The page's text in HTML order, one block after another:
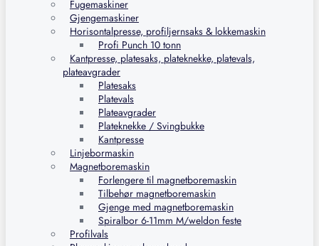
Fugemaskiner
Gjengemaskiner
Horisontalpresse, profiljernsaks & lokkemaskin
Profi Punch 10 tonn
Kantpresse, platesaks, plateknekke, platevals,
plateavgrader
Platesaks
Platevals
Plateavgrader
Plateknekke / Svingbukke
Kantpresse
Linjebormaskin
Magnetboremaskin
Forlengere til magnetboremaskin
Tilbehør magnetboremaskin
Gjenge med magnetboremaskin
Spiralbor 6-11mm M/weldon feste
Profilvals